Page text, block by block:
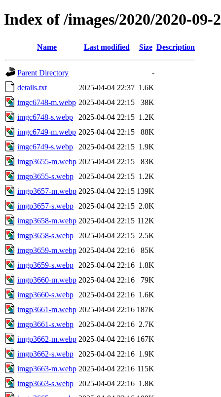
Index of /images/2020/2020-
Name Last modified Size Description
Parent Directory
-
details.txt
2025-04-04 22:37 1.6K
imgc6748-m.webp 2025-04-04 22:15
38K
imgc6748-s.webp
2025-04-04 22:15 1.2K
imgc6749-m.webp 2025-04-04 22:15
88K
imgc6749-s.webp
2025-04-04 22:15 1.9K
imgp3655-m.webp 2025-04-04 22:15
83K
imgp3655-s.webp
2025-04-04 22:15 1.2K
imgp3657-m.webp 2025-04-04 22:15 139K
imgp3657-s.webp
2025-04-04 22:15 2.0K
imgp3658-m.webp 2025-04-04 22:15 112K
imgp3658-s.webp
2025-04-04 22:15 2.5K
imgp3659-m.webp 2025-04-04 22:16
85K
imgp3659-s.webp
2025-04-04 22:16 1.8K
imgp3660-m.webp 2025-04-04 22:16
79K
imgp3660-s.webp
2025-04-04 22:16 1.6K
imgp3661-m.webp 2025-04-04 22:16 187K
imgp3661-s.webp
2025-04-04 22:16 2.7K
imgp3662-m.webp 2025-04-04 22:16 167K
imgp3662-s.webp
2025-04-04 22:16 1.9K
imgp3663-m.webp 2025-04-04 22:16 115K
imgp3663-s.webp
2025-04-04 22:16 1.8K